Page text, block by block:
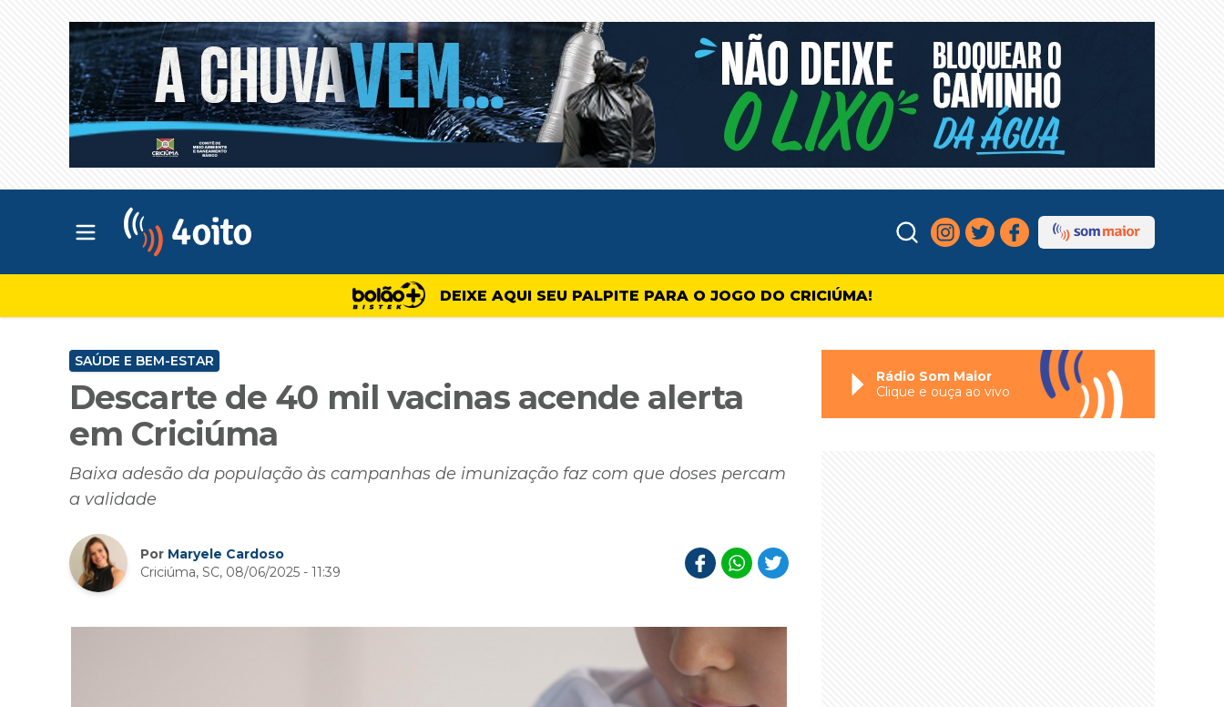
Abrir menu principal
DEIXE AQUI SEU PALPITE PARA O JOGO DO CRICIÚMA!
SAÚDE E BEM-ESTAR
Descarte de 40 mil vacinas acende alerta
em Criciúma
Baixa adesão da população às campanhas de imunização faz com que doses percam
a validade
Por Maryele Cardoso
Criciúma, SC, 08/06/2025 - 11:39
Rádio Som Maior
Clique e ouça ao vivo